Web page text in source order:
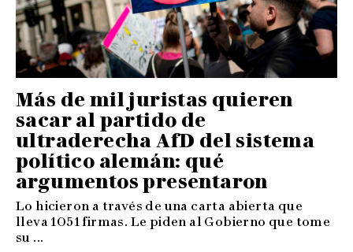
Más de mil juristas quieren
sacar al partido de
ultraderecha AfD del sistema
político alemán: qué
argumentos presentaron
Lo hicieron a través de una carta abierta que
lleva 1051 firmas. Le piden al Gobierno que tome
su ...